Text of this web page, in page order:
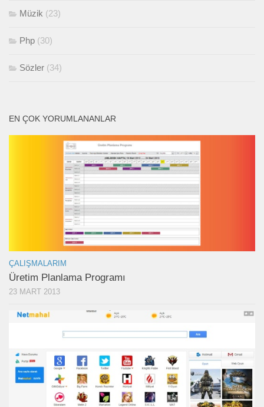
Müzik (23)
Php (30)
Sözler (34)
EN ÇOK YORUMLANANLAR
ÇALIŞMALARIM
Üretim Planlama Programı
23 MART 2013